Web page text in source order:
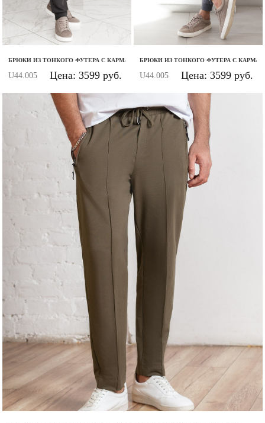
Регистрация Авторизация
Запомнить меня на этом компьютере
БРЮКИ ИЗ ТОНКОГО ФУТЕРА С КАРМАНОМ НА МОЛНИИ
U44.005 Цена: 3599 руб.
БРЮКИ ИЗ ТОНКОГО ФУТЕРА С
U44.005 Цена: 3599 руб.